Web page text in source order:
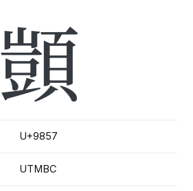
顗
U+9857
UTMBC